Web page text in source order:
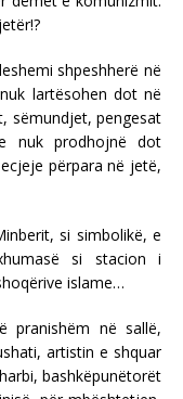
shpeshherë në
lartësohen dot në
sëmundjet, pengesat
nuk prodhojnë dot
përpara në jetë,
si simbolikë, e
si stacion i
islame…
pranishëm në sallë,
artistin e shquar
bashkëpunëtorët